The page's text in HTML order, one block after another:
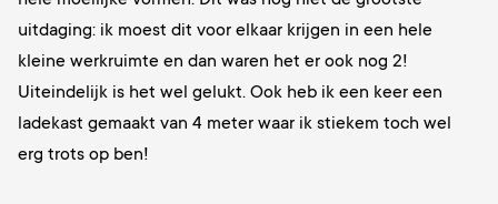
uitdaging: ik moest dit voor elkaar krijgen in een hele
kleine werkruimte en dan waren het er ook nog 2!
Uiteindelijk is het wel gelukt. Ook heb ik een keer een
ladekast gemaakt van 4 meter waar ik stiekem toch wel
erg trots op ben!